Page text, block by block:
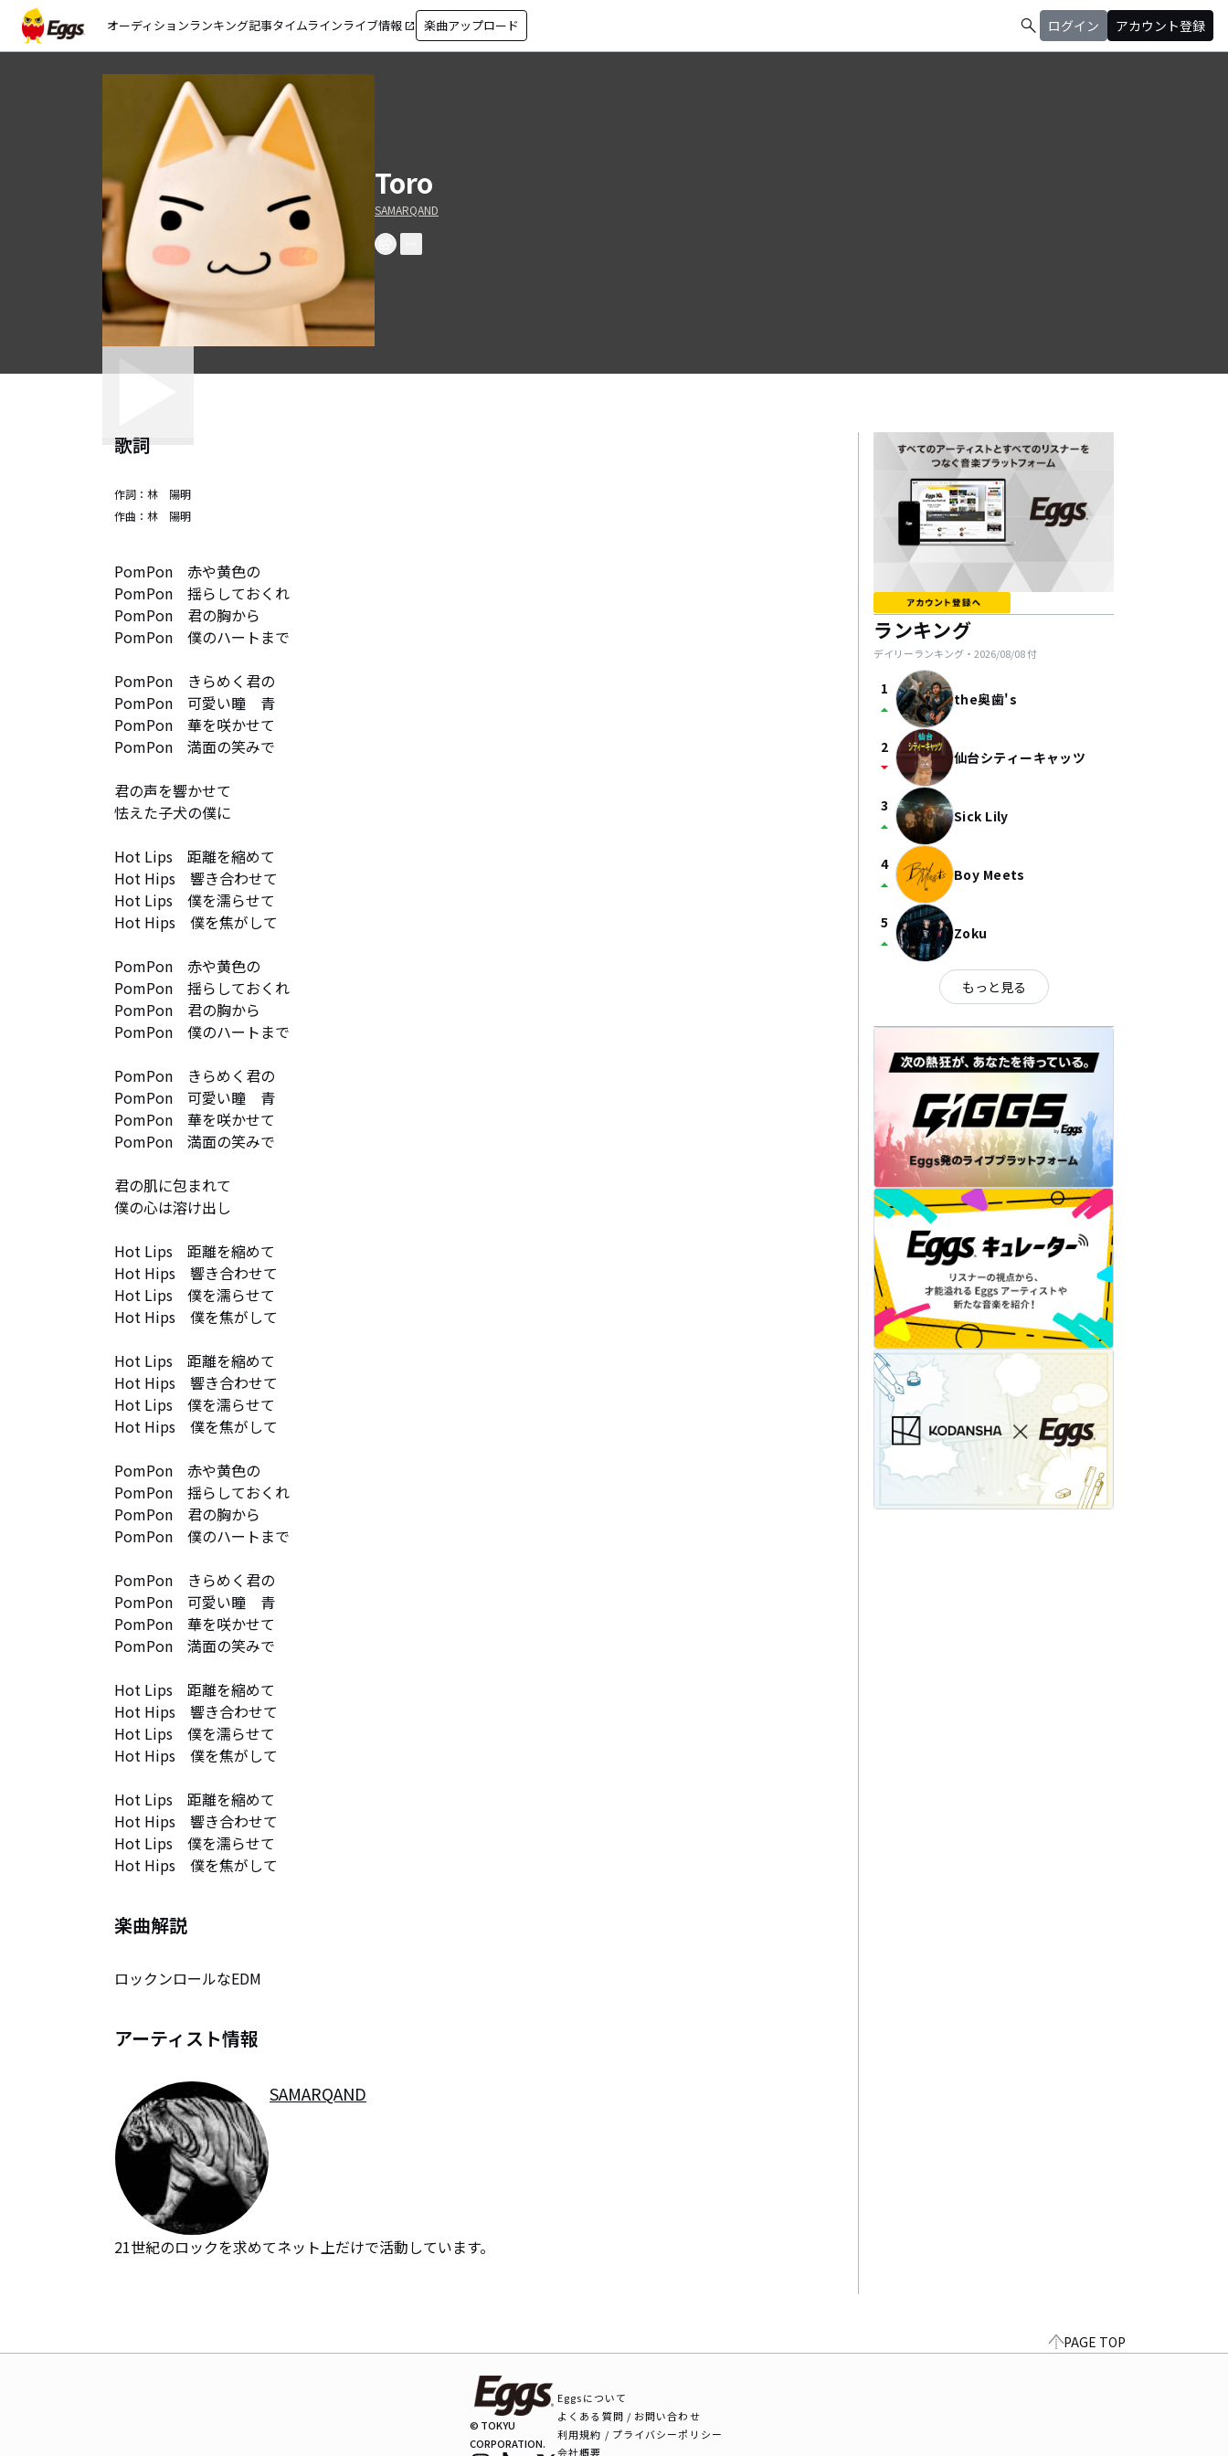
オーディションランキング記事タイムラインライブ情報 open_in_new 楽曲アップロード search ログイン アカウント登録
Toro
SAMARQAND
歌詞
作詞： 林 陽明
作曲： 林 陽明
PomPon　赤や黄色の
PomPon　揺らしておくれ
PomPon　君の胸から
PomPon　僕のハートまで
PomPon　きらめく君の
PomPon　可愛い瞳　青
PomPon　華を咲かせて
PomPon　満面の笑みで
君の声を響かせて
怯えた子犬の僕に
Hot Lips　距離を縮めて
Hot Hips　響き合わせて
Hot Lips　僕を濡らせて
Hot Hips　僕を焦がして
PomPon　赤や黄色の
PomPon　揺らしておくれ
PomPon　君の胸から
PomPon　僕のハートまで
PomPon　きらめく君の
PomPon　可愛い瞳　青
PomPon　華を咲かせて
PomPon　満面の笑みで
君の肌に包まれて
僕の心は溶け出し
Hot Lips　距離を縮めて
Hot Hips　響き合わせて
Hot Lips　僕を濡らせて
Hot Hips　僕を焦がして
Hot Lips　距離を縮めて
Hot Hips　響き合わせて
Hot Lips　僕を濡らせて
Hot Hips　僕を焦がして
PomPon　赤や黄色の
PomPon　揺らしておくれ
PomPon　君の胸から
PomPon　僕のハートまで
PomPon　きらめく君の
PomPon　可愛い瞳　青
PomPon　華を咲かせて
PomPon　満面の笑みで
Hot Lips　距離を縮めて
Hot Hips　響き合わせて
Hot Lips　僕を濡らせて
Hot Hips　僕を焦がして
Hot Lips　距離を縮めて
Hot Hips　響き合わせて
Hot Lips　僕を濡らせて
Hot Hips　僕を焦がして
楽曲解説
ロックンロールなEDM
アーティスト情報
SAMARQAND
21世紀のロックを求めてネット上だけで活動しています。
ランキング
デイリーランキング・ 2026/08/08付
1
arrow_drop_up the奥歯's
2
arrow_drop_down 仙台シティーキャッツ
3
arrow_drop_up Sick Lily
4
arrow_drop_up Boy Meets
5
arrow_drop_up Zoku
もっと見る
PAGE TOP
© TOKYU
CORPORATION.
Eggsについて
よくある質問 / お問い合わせ
利用規約 / プライバシーポリシー
会社概要